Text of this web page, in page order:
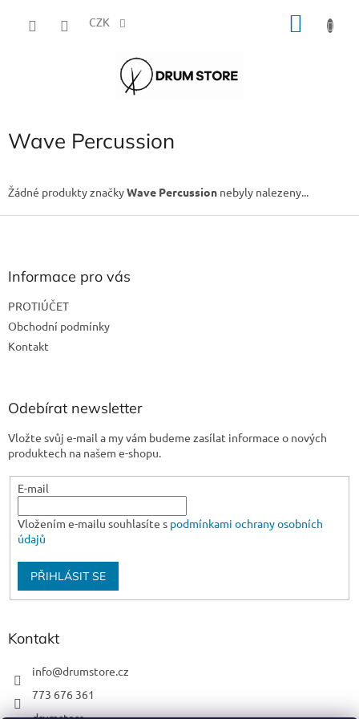
CZK
Wave Percussion
Žádné produkty značkyWave Percussion nebyly nalezeny...
Informace pro vás
PROTIÚČET
Obchodní podmínky
Kontakt
Odebírat newsletter
Vložte svůj e-mail a my vám budeme zasílat informace o nových
produktech na našem e-shopu.
E-mail
Vložením e-mailu souhlasíte s podmínkami ochrany osobních
údajů
PŘIHLÁSIT SE
Kontakt
info@drumstore.cz
773 676 361